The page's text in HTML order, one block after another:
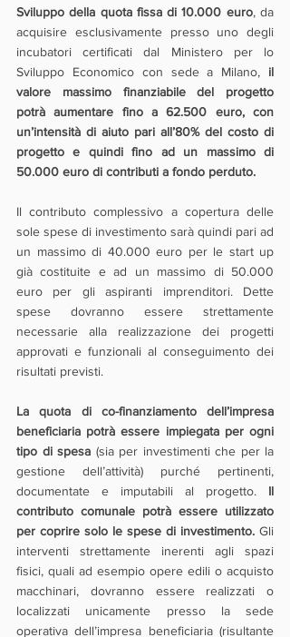
Sviluppo della quota fissa di 10.000 euro, da
acquisire esclusivamente presso uno degli
incubatori certificati dal Ministero per lo
Sviluppo Economico con sede a Milano, il
valore massimo finanziabile del progetto
potrà aumentare fino a 62.500 euro, con
un’intensità di aiuto pari all’80% del costo di
progetto e quindi fino ad un massimo di
50.000 euro di contributi a fondo perduto.
Il contributo complessivo a copertura delle
sole spese di investimento sarà quindi pari ad
un massimo di 40.000 euro per le start up
già costituite e ad un massimo di 50.000
euro per gli aspiranti imprenditori. Dette
spese dovranno essere strettamente
necessarie alla realizzazione dei progetti
approvati e funzionali al conseguimento dei
risultati previsti.
La quota di co-finanziamento dell’impresa
beneficiaria potrà essere impiegata per ogni
tipo di spesa (sia per investimenti che per la
gestione dell’attività) purché pertinenti,
documentate e imputabili al progetto. Il
contributo comunale potrà essere utilizzato
per coprire solo le spese di investimento. Gli
interventi strettamente inerenti agli spazi
fisici, quali ad esempio opere edili o acquisto
macchinari, dovranno essere realizzati o
localizzati unicamente presso la sede
operativa dell’impresa beneficiaria (risultante